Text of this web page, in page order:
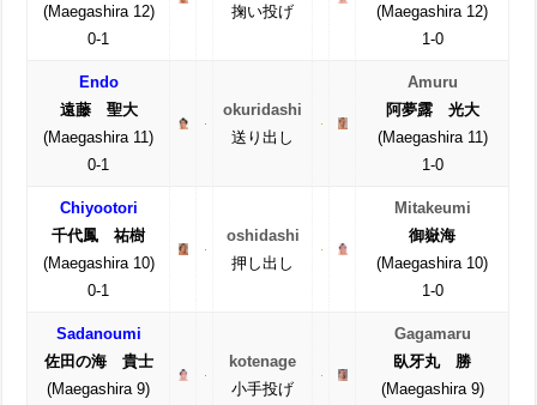
(Maegashira 12)
0-1
掬い投げ
(Maegashira 12)
1-0
Endo
遠藤 聖大
(Maegashira 11)
0-1
okuridashi
送り出し
Amuru
阿夢露 光大
(Maegashira 11)
1-0
Chiyootori
千代鳳 祐樹
(Maegashira 10)
0-1
oshidashi
押し出し
Mitakeumi
御嶽海
(Maegashira 10)
1-0
Sadanoumi
佐田の海 貴士
(Maegashira 9)
kotenage
小手投げ
Gagamaru
臥牙丸 勝
(Maegashira 9)